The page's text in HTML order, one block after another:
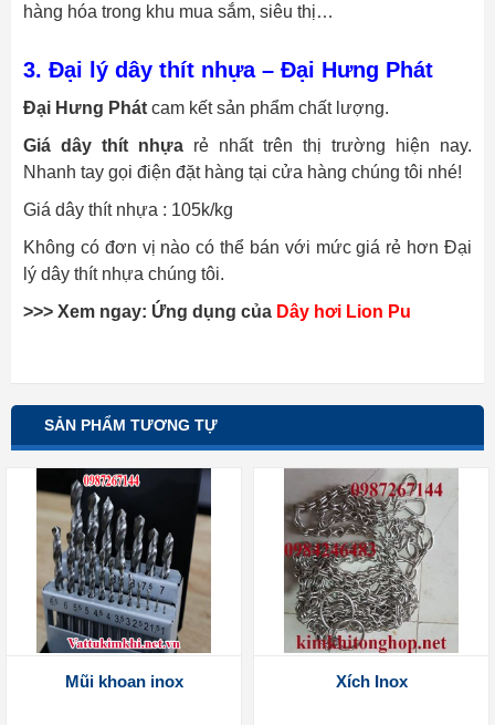
hàng hóa trong khu mua sắm, siêu thị…
3. Đại lý dây thít nhựa – Đại Hưng Phát
Đại Hưng Phát cam kết sản phẩm chất lượng.
Giá dây thít nhựa rẻ nhất trên thị trường hiện nay.
Nhanh tay gọi điện đặt hàng tại cửa hàng chúng tôi nhé!
Giá dây thít nhựa : 105k/kg
Không có đơn vị nào có thể bán với mức giá rẻ hơn Đại
lý dây thít nhựa chúng tôi.
>>> Xem ngay: Ứng dụng của Dây hơi Lion Pu
SẢN PHẨM TƯƠNG TỰ
Mũi khoan inox Xích Inox